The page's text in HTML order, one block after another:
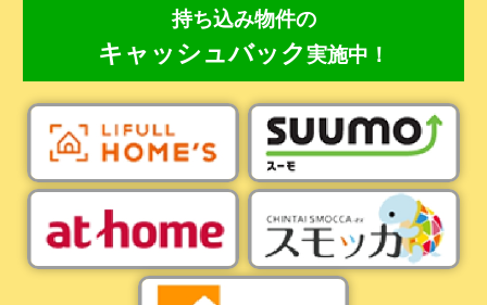
持ち込み物件の
キャッシュバック実施中！